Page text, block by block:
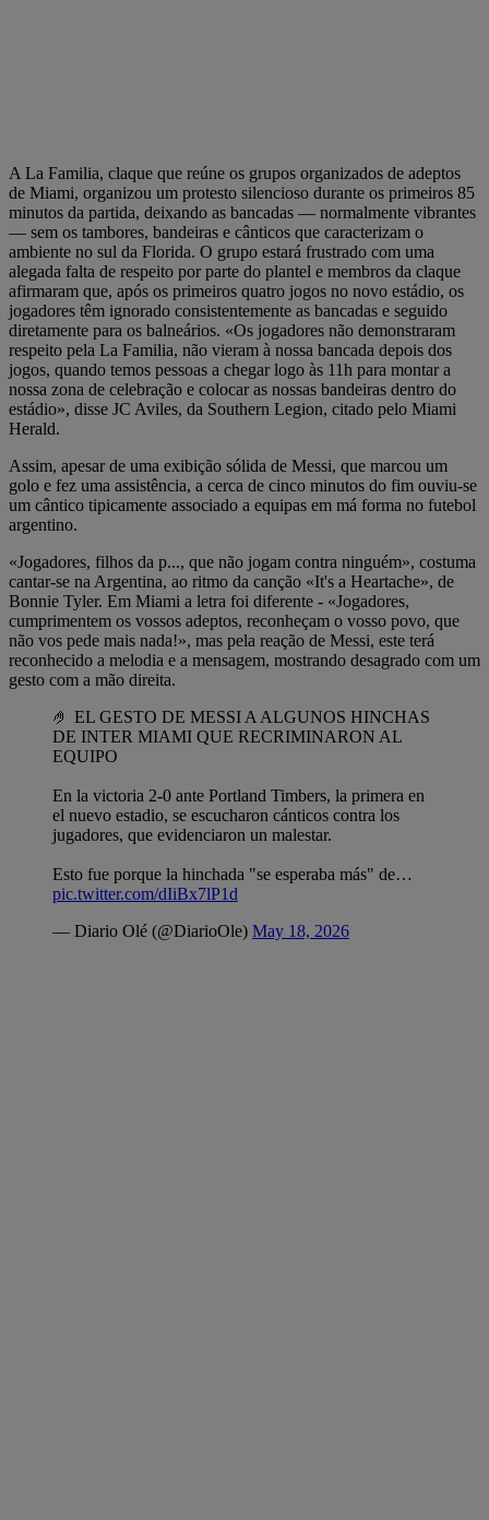
A La Familia, claque que reúne os grupos organizados de adeptos
de Miami, organizou um protesto silencioso durante os primeiros 85
minutos da partida, deixando as bancadas — normalmente vibrantes
— sem os tambores, bandeiras e cânticos que caracterizam o
ambiente no sul da Florida. O grupo estará frustrado com uma
alegada falta de respeito por parte do plantel e membros da claque
afirmaram que, após os primeiros quatro jogos no novo estádio, os
jogadores têm ignorado consistentemente as bancadas e seguido
diretamente para os balneários. «Os jogadores não demonstraram
respeito pela La Familia, não vieram à nossa bancada depois dos
jogos, quando temos pessoas a chegar logo às 11h para montar a
nossa zona de celebração e colocar as nossas bandeiras dentro do
estádio», disse JC Aviles, da Southern Legion, citado pelo Miami
Herald.
Assim, apesar de uma exibição sólida de Messi, que marcou um
golo e fez uma assistência, a cerca de cinco minutos do fim ouviu-se
um cântico tipicamente associado a equipas em má forma no futebol
argentino.
«Jogadores, filhos da p..., que não jogam contra ninguém», costuma
cantar-se na Argentina, ao ritmo da canção «It's a Heartache», de
Bonnie Tyler. Em Miami a letra foi diferente - «Jogadores,
cumprimentem os vossos adeptos, reconheçam o vosso povo, que
não vos pede mais nada!», mas pela reação de Messi, este terá
reconhecido a melodia e a mensagem, mostrando desagrado com um
gesto com a mão direita.
🤌 EL GESTO DE MESSI A ALGUNOS HINCHAS
DE INTER MIAMI QUE RECRIMINARON AL
EQUIPO
En la victoria 2-0 ante Portland Timbers, la primera en
el nuevo estadio, se escucharon cánticos contra los
jugadores, que evidenciaron un malestar.
Esto fue porque la hinchada "se esperaba más" de…
pic.twitter.com/dIiBx7lP1d
— Diario Olé (@DiarioOle) May 18, 2026